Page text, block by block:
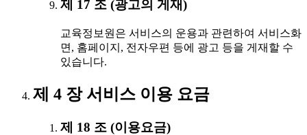
제 17 조 (광고의 게재)
교육정보원은 서비스의 운용과 관련하여 서비스화
면, 홈페이지, 전자우편 등에 광고 등을 게재할 수
있습니다.
제 4 장 서비스 이용 요금
제 18 조 (이용요금)